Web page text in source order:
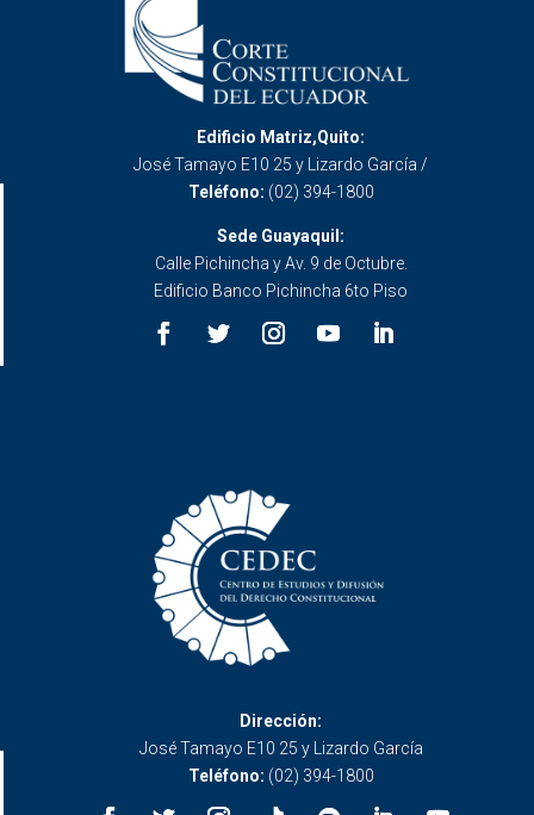
Edificio Matriz,Quito:
José Tamayo E10 25 y Lizardo García /
Teléfono: (02) 394-1800
Sede Guayaquil:
Calle Pichincha y Av. 9 de Octubre.
Edificio Banco Pichincha 6to Piso
Dirección:
José Tamayo E10 25 y Lizardo García
Teléfono: (02) 394-1800